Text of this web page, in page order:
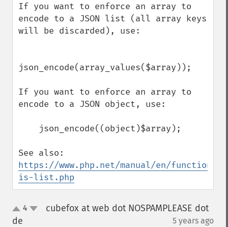
If you want to enforce an array to
encode to a JSON list (all array keys
will be discarded), use:
json_encode(array_values($array));
If you want to enforce an array to
encode to a JSON object, use:
https://www.php.net/manual/en/
is-list.php
up4
cubefox at web dot NOSPAMPLEASE dot
de
5 years ago